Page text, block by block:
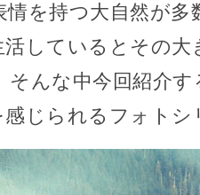
を持つ大自然が多
しているとその
そんな中今回紹介
じられるフォトシ